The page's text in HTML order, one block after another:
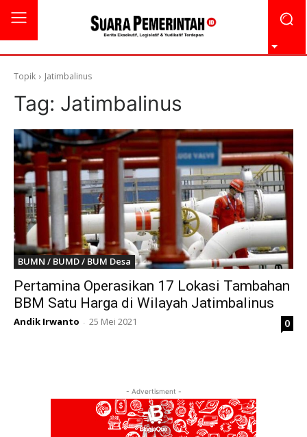
Topik Jatimbalinus
Tag: Jatimbalinus
BUMN / BUMD / BUM Desa
Pertamina Operasikan 17 Lokasi Tambahan
BBM Satu Harga di Wilayah Jatimbalinus
Andik Irwanto - 25 Mei 2021 0
- Advertisment -